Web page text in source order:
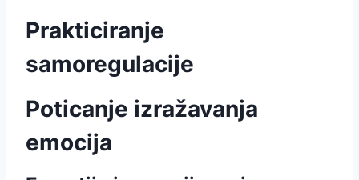
Prakticiranje
samoregulacije
Poticanje izražavanja
emocija